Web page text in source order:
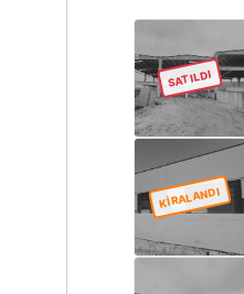
SATILDI
KİRALANDI